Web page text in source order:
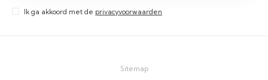
Ik ga akkoord met de privacyvoorwaarden
Sitemap